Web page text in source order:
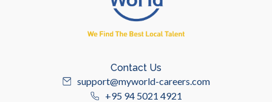
Contact Us
support@myworld-careers.com
+95 94 5021 4921